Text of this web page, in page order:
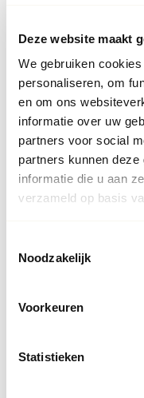
Deze website maakt
We gebruiken
personaliseren, om
en om ons
informatie over uw
partners voor social
partners kunnen
informatie die u aan
verzameld op basis
Noodzakelijk
Voorkeuren
Statistieken
leeftijd.
Hoe kijk je
Profhilo
collageen, elastine
wat strakker.
er is en bestaat ook
beetje Botox zijn
mijn ogen wat